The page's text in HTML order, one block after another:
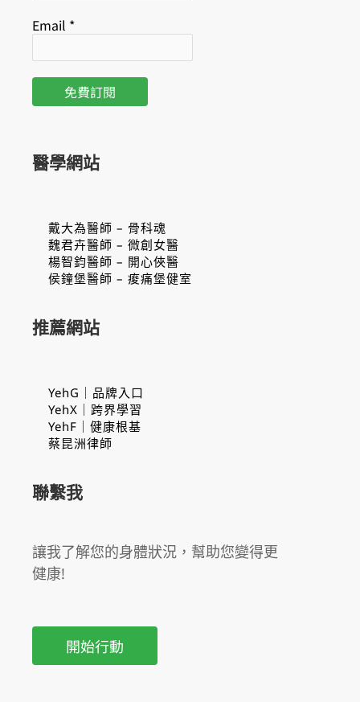
Email *
醫學網站
戴大為醫師 – 骨科魂
魏君卉醫師 – 微創女醫
楊智鈞醫師 – 開心俠醫
侯鐘堡醫師 – 痠痛堡健室
推薦網站
YehG｜品牌入口
YehX｜跨界學習
YehF｜健康根基
蔡昆洲律師
聯繫我
讓我了解您的身體狀況，幫助您變得更
健康!
開始行動